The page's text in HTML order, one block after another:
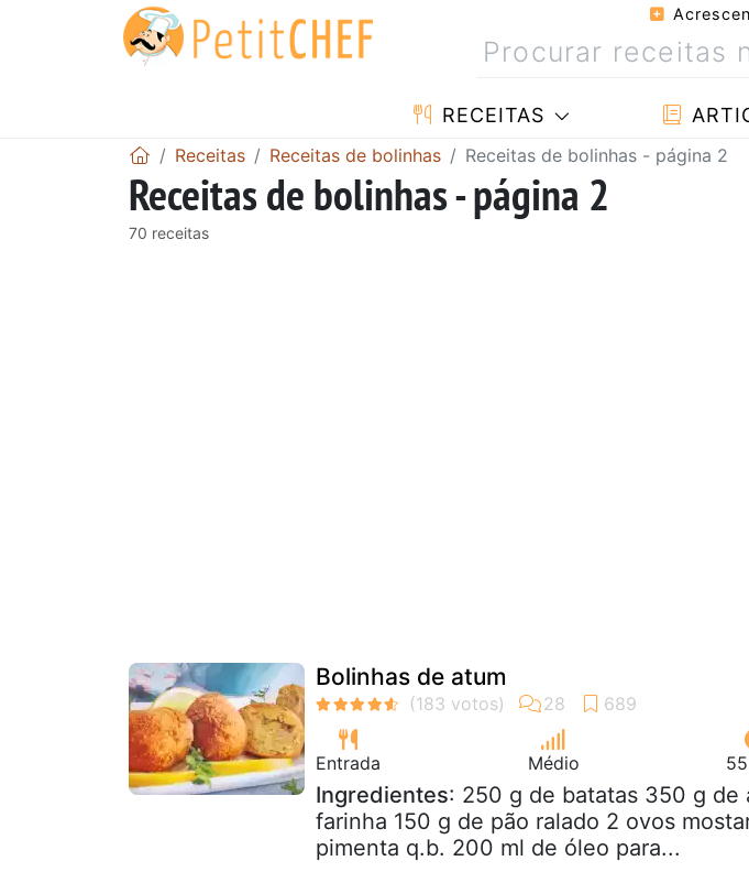
RECEITAS
Receitas Receitas de bolinhas Receitas de bolinhas - página 2
Receitas de bolinhas - página 2
70 receitas
Bolinhas de atum
Entrada Médio
Ingredientes: 250 g de batatas 350 g de
farinha 150 g de pão ralado 2 ovos
pimenta q.b. 200 ml de óleo para...